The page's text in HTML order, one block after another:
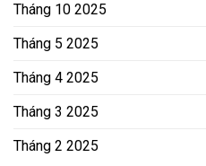
Tháng 10 2025
Tháng 5 2025
Tháng 4 2025
Tháng 3 2025
Tháng 2 2025